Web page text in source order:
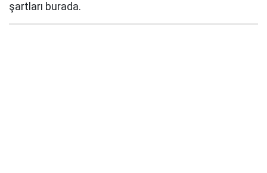
şartları burada.